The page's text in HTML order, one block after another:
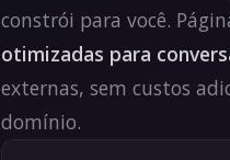
constrói para você.
otimizadas para
externas, sem custos
domínio.